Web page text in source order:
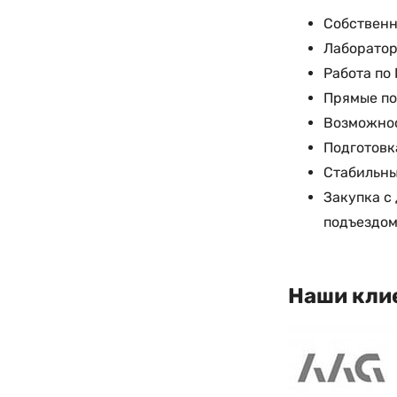
Работа
Прямые
Закупка
подъездом
Наши